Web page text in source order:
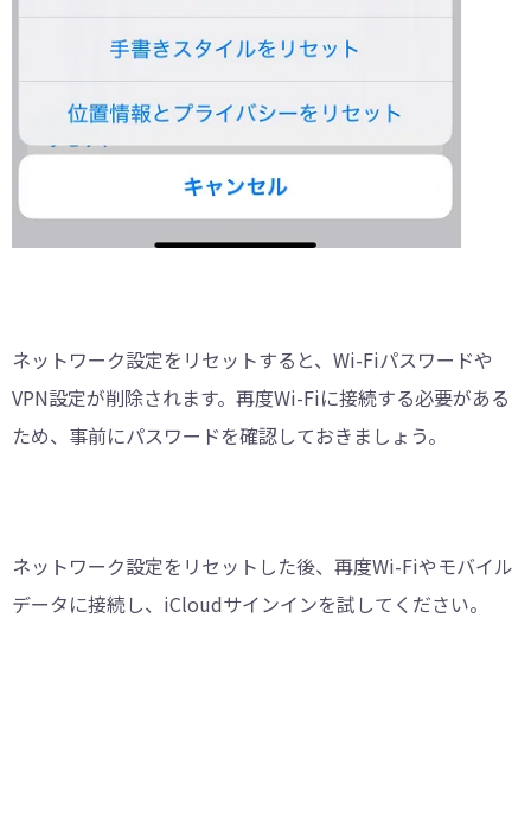
ネットワーク設定をリセットすると、Wi-Fiパスワードや
VPN設定が削除されます。再度Wi-Fiに接続する必要がある
ため、事前にパスワードを確認しておきましょう。
ネットワーク設定をリセットした後、再度Wi-Fiやモバイル
データに接続し、iCloudサインインを試してください。